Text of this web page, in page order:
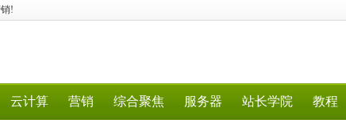
!
云计算 营销 综合聚焦 服务器 站长学院 教程